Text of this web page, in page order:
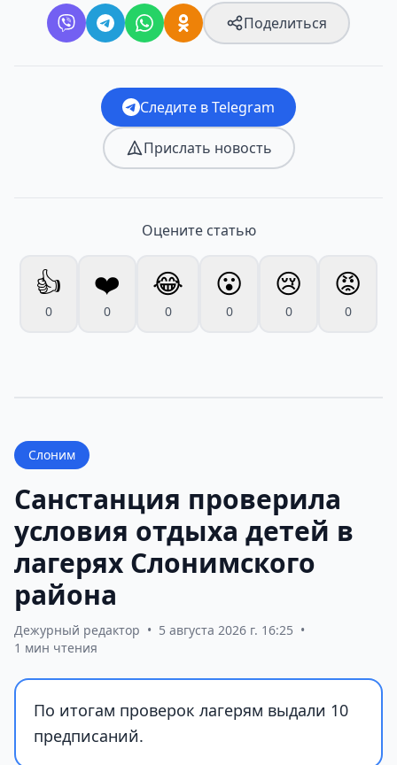
Поделиться
Следите в Telegram
Прислать новость
Оцените статью
👍
0
❤️
0
😂
0
😮
0
😢
0
😡
0
Слоним
Санстанция проверила
условия отдыха детей в
лагерях Слонимского
района
Дежурный редактор • 5 августа 2026 г. 16:25 •
1 мин чтения
По итогам проверок лагерям выдали 10
предписаний.